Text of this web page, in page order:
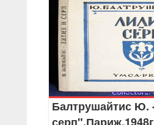
Балтрушайтис Ю.